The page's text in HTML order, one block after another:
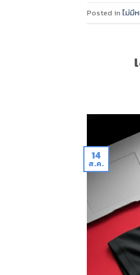
Posted in ไม่มี
14
ส.ค.